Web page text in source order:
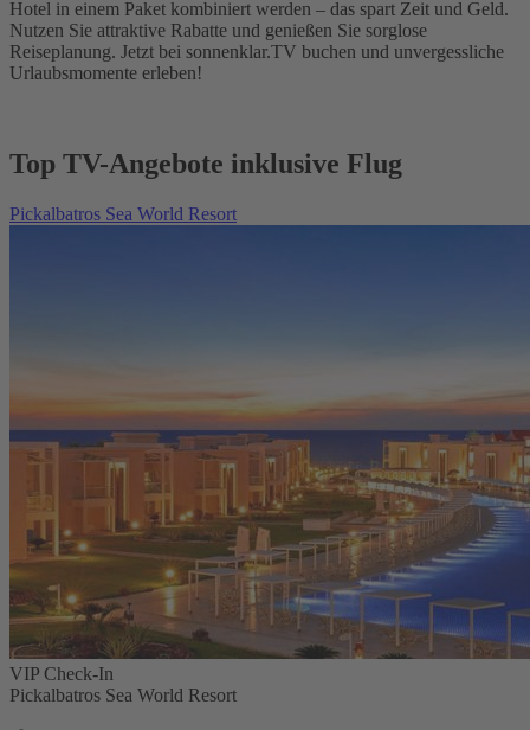
Hotel in einem Paket kombiniert werden – das spart Zeit und Geld.
Nutzen Sie attraktive Rabatte und genießen Sie sorglose
Reiseplanung. Jetzt bei sonnenklar.TV buchen und unvergessliche
Urlaubsmomente erleben!
Top TV-Angebote inklusive Flug
Pickalbatros Sea World Resort
VIP Check-In
Pickalbatros Sea World Resort